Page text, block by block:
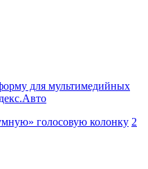
для мультимедийных
голосовую колонку 2